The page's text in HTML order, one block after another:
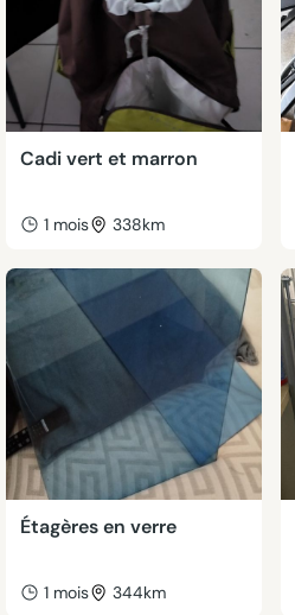
Cadi vert et marron
1 mois 338km
Étagères en verre
1 mois 344km